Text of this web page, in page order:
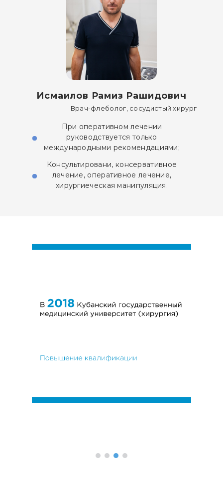
Исмаилов Рамиз Рашидович
Врач-флеболог, сосудистый хирург
При оперативном лечении
руководствуется только
международными рекомендациями;
Консультировани, консервативное
лечение, оперативное лечение,
хирургиеческая манипуляция.
Оставить заявку